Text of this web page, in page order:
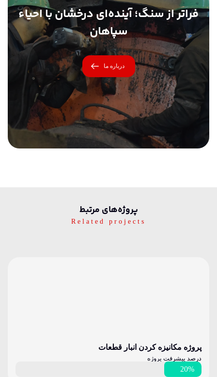
فراتر از سنگ؛ آینده‌ای درخشان با احیاء
سپاهان
درباره ما
پرو‌ژه‌های مرتبط
Related projects
پروژه مکانیزه کردن انبار قطعات
درصد پیشرفت پروژه
20%